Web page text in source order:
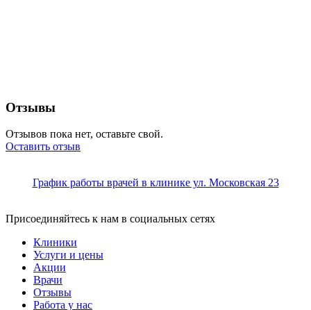
Отзывы
Отзывов пока нет, оставьте свой.
Оставить отзыв
График работы врачей в клинике ул. Московская 23
Присоединяйтесь к нам в социальных сетях
Клиники
Услуги и цены
Акции
Врачи
Отзывы
Работа у нас